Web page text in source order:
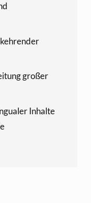
großer
Inhalte